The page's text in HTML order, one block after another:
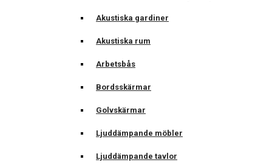
Akustiska gardiner
Akustiska rum
Arbetsbås
Bordsskärmar
Golvskärmar
Ljuddämpande möbler
Ljuddämpande tavlor